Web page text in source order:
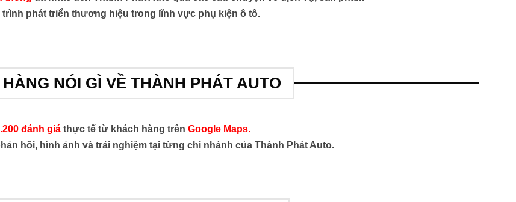
trình phát triển thương hiệu trong lĩnh vực phụ kiện ô tô.
NÓI GÌ VỀ THÀNH PHÁT AUTO
đánh giá thực tế từ khách hàng trên Google Maps.
hồi, hình ảnh và trải nghiệm tại từng chi nhánh của Thành Phát Auto.